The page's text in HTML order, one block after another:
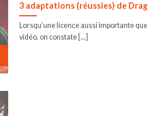
3 adaptations (réussies) de
Lorsqu’une licence aussi importante
vidéo, on constate [...]